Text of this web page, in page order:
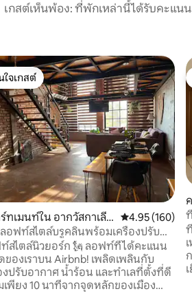
เกสต์เห็นพ้อง: ที่พักเหล่านี้ได้รับคะแน
ก 5, 302 รีวิว
ใจเกสต์
ใจเกสต์
ทเมนท์ใน อากวัสกาเลีย คะแนนเฉลี่ย
4.95 (160)
อฟท์สไตล์บรูคลินพร้อมเครื่องปรับ
ศและโรงจอดรถ
ล์นิวยอร์ก 🗽 ลอฟท์ที่ได้คะแนน
ของเราบน Airbnb! เพลิดเพลินกับ
งปรับอากาศ น้ำร้อน และทำเลที่ตั้งที่ดี
เพียง 10 นาทีจากจุดหลักของเมือง